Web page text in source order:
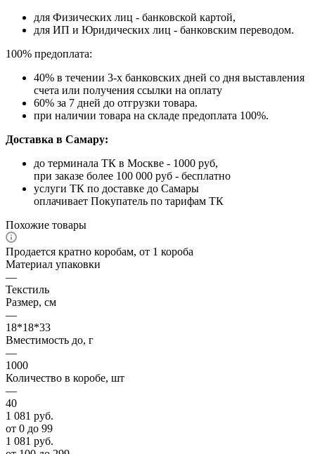
для Физических лиц - банковской картой,
для ИП и Юридических лиц - банковским переводом.
100% предоплата:
40% в течении 3-х банковских дней со дня выставления
счета или получения ссылки на оплату
60% за 7 дней до отгрузки товара.
при наличии товара на складе предоплата 100%.
Доставка в Самару:
до терминала ТК в Москве - 1000 руб,
при заказе более 100 000 руб - бесплатно
услуги ТК по доставке до Самары
оплачивает Покупатель по тарифам ТК
Похожие товары
Продается кратно коробам, от 1 короба
Материал упаковки
—
Текстиль
Размер, см
—
18*18*33
Вместимость до, г
—
1000
Количество в коробе, шт
—
40
1 081 руб.
от 0 до 99
1 081 руб.